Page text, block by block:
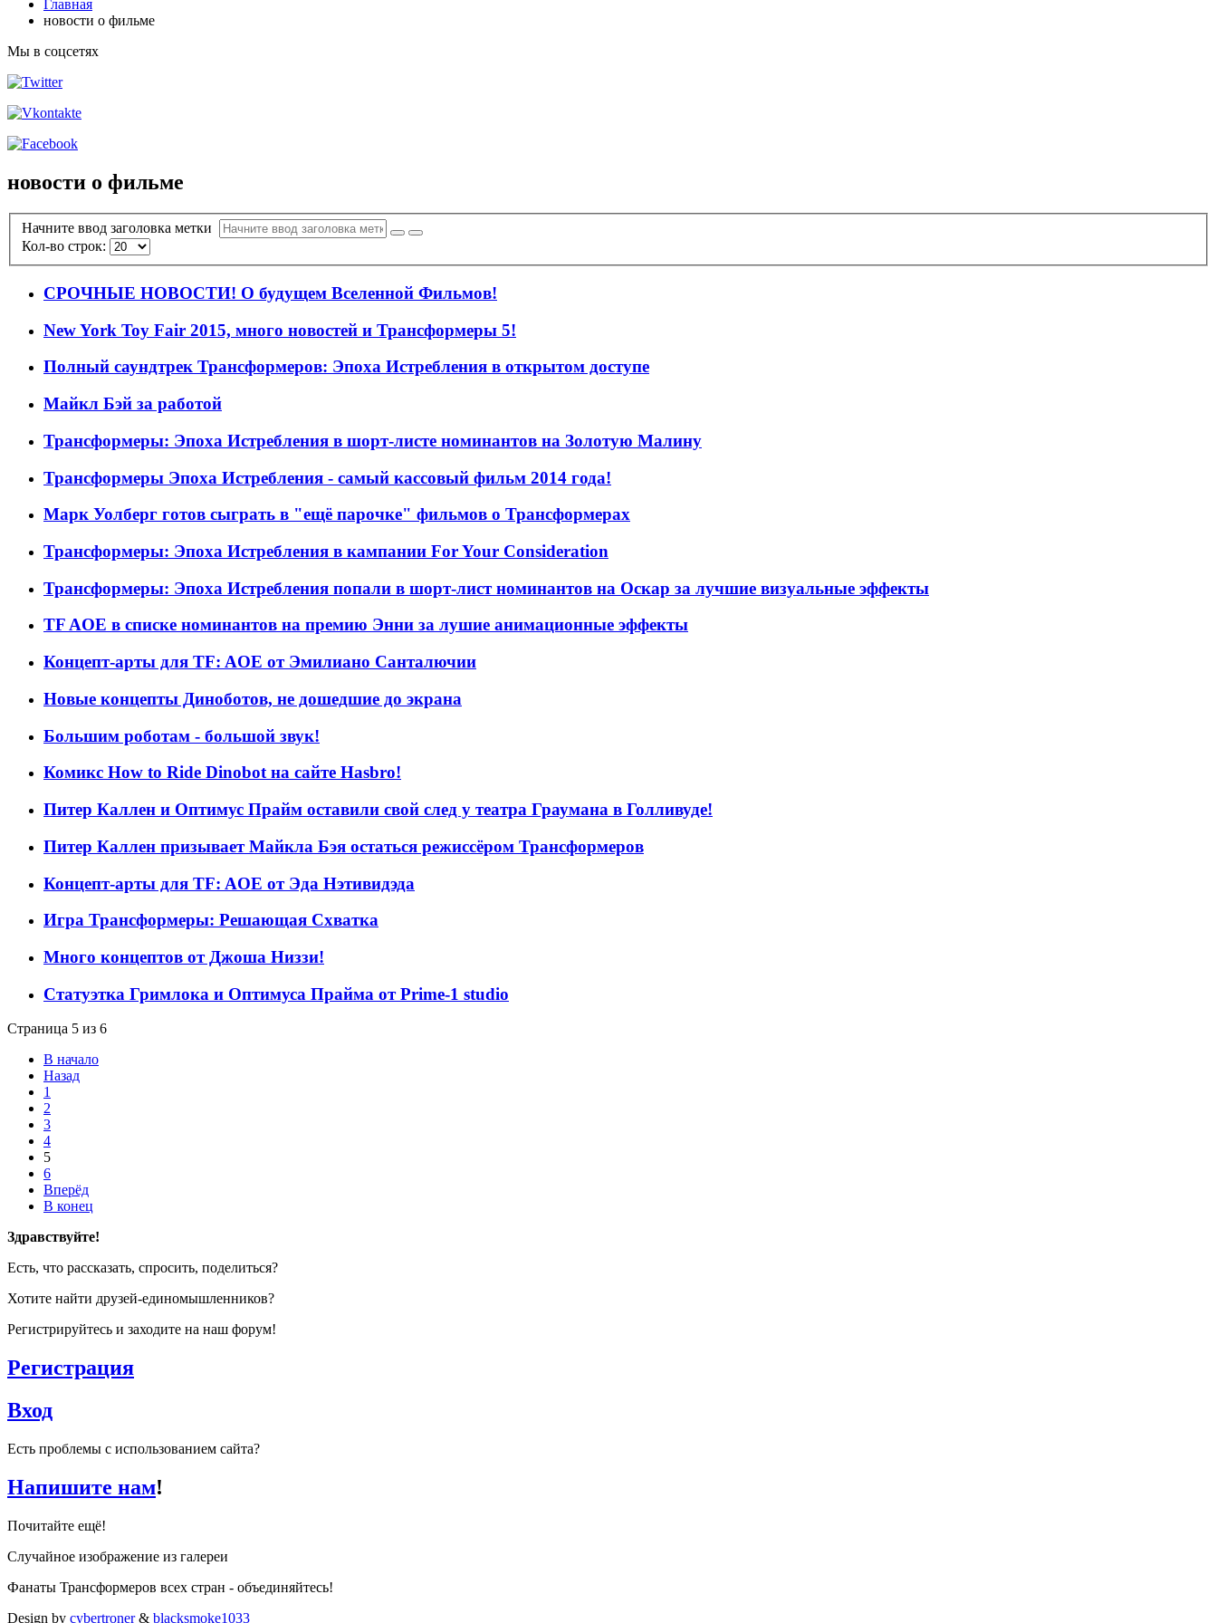
Главная
новости о фильме
Мы в соцсетях
новости о фильме
Начните ввод заголовка метки
Кол-во строк:
СРОЧНЫЕ НОВОСТИ! О будущем Вселенной Фильмов!
New York Toy Fair 2015, много новостей и Трансформеры 5!
Полный саундтрек Трансформеров: Эпоха Истребления в открытом доступе
Майкл Бэй за работой
Трансформеры: Эпоха Истребления в шорт-листе номинантов на Золотую Малину
Трансформеры Эпоха Истребления - самый кассовый фильм 2014 года!
Марк Уолберг готов сыграть в "ещё парочке" фильмов о Трансформерах
Трансформеры: Эпоха Истребления в кампании For Your Consideration
Трансформеры: Эпоха Истребления попали в шорт-лист номинантов на Оскар за лучшие визуальные эффекты
TF AOE в списке номинантов на премию Энни за лушие анимационные эффекты
Концепт-арты для TF: AOE от Эмилиано Санталючии
Новые концепты Диноботов, не дошедшие до экрана
Большим роботам - большой звук!
Комикс How to Ride Dinobot на сайте Hasbro!
Питер Каллен и Оптимус Прайм оставили свой след у театра Граумана в Голливуде!
Питер Каллен призывает Майкла Бэя остаться режиссёром Трансформеров
Концепт-арты для TF: AOE от Эда Нэтивидэда
Игра Трансформеры: Решающая Схватка
Много концептов от Джоша Низзи!
Статуэтка Гримлока и Оптимуса Прайма от Prime-1 studio
Страница 5 из 6
В начало
Назад
1
2
3
4
5
6
Вперёд
В конец
Здравствуйте!
Есть, что рассказать, спросить, поделиться?
Хотите найти друзей-единомышленников?
Регистрируйтесь и заходите на наш форум!
Регистрация
Вход
Есть проблемы с использованием сайта?
Напишите нам!
Почитайте ещё!
Случайное изображение из галереи
Фанаты Трансформеров всех стран - объединяйтесь!
Design by cybertroner& blacksmoke1033